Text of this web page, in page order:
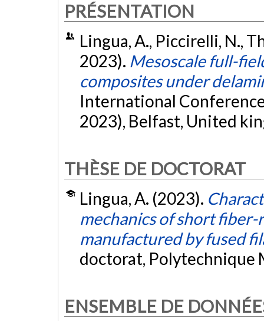
PRÉSENTATION
Lingua, A., Piccirelli, N.,
2023). Mesoscale full-
composites under
International
2023), Belfast, United
THÈSE DE DOCTORAT
Lingua, A. (2023).
mechanics of short
manufactured by fused
doctorat, Polytechnique
ENSEMBLE DE